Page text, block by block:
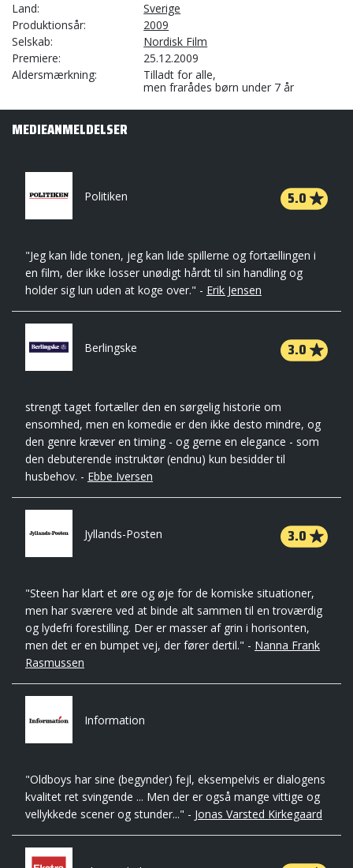
Land
Sverige
Produktionsår
2009
Selskab
Nordisk Film
Premiere
25.12.2009
Aldersmærkning
Tilladt for alle,
men frarådes børn under 7 år
MEDIEANMELDELSER
Politiken 5.0
"Jeg kan lide tonen, jeg kan lide spillerne og fortællingen i
en film, der ikke losser unødigt hårdt til sin handling og
holder sig lun uden at koge over." - Erik Jensen
Berlingske 3.0
strengt taget fortæller den en sørgelig historie om
ensomhed, men en komedie er den ikke desto mindre, og
den genre kræver en timing - og gerne en elegance - som
den debuterende instruktør (endnu) kun besidder til
husbehov. - Ebbe Iversen
Jyllands-Posten 3.0
"Steen har klart et øre og øje for de komiske situationer,
men har sværere ved at binde alt sammen til en troværdig
og lydefri forestilling. Der er masser af grin i horisonten,
men det er en bumpet vej, der fører dertil." - Nanna Frank
Rasmussen
Information
"Oldboys har sine (begynder) fejl, eksempelvis er dialogens
kvalitet ret svingende ... Men der er også mange vittige og
vellykkede scener og stunder..." - Jonas Varsted Kirkegaard